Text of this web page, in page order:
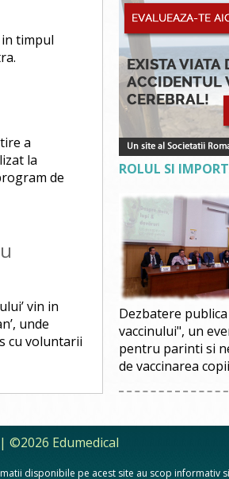
timpul
a
la
de
vin in
unde
cu voluntarii
ROLUL SI
Dezbatere
vaccinului", un
pentru parinti si
de vaccinarea
| ©2026 Edumedical
disponibile pe acest site au scop informativ